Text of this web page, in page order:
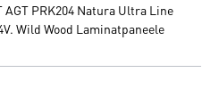
PRK204 Natura Ultra Line
Wild Wood Laminatpaneele